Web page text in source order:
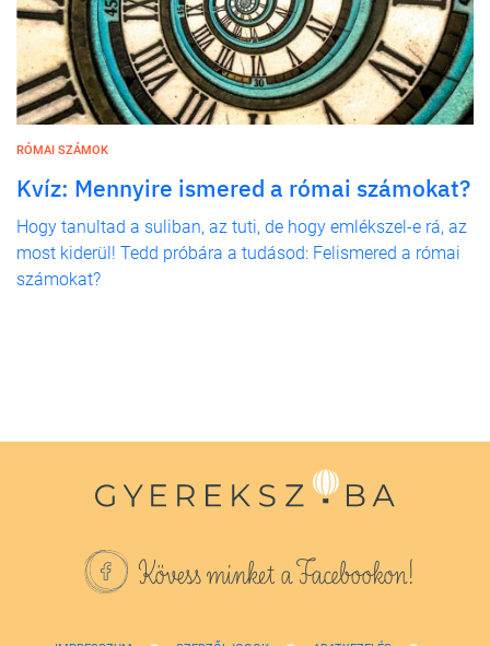
RÓMAI SZÁMOK
Kvíz: Mennyire ismered a római számokat?
Hogy tanultad a suliban, az tuti, de hogy emlékszel-e rá, az
most kiderül! Tedd próbára a tudásod: Felismered a római
számokat?
Kövess minket a Facebookon!